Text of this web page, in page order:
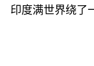
印度满世界绕了